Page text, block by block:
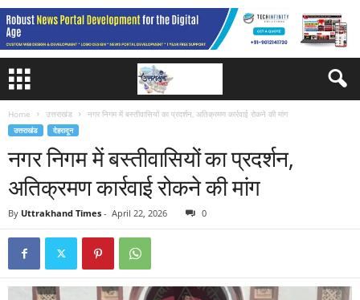
Home उत्तराखंड नगर निगम में बस्तीवासियों का प्रदर्शन, अतिक्रमण कार्रवाई रोकने की मांग
उत्तराखंड देहरादून
नगर निगम में बस्तीवासियों का प्रदर्शन,
अतिक्रमण कार्रवाई रोकने की मांग
By Uttrakhand Times - April 22, 2026 0